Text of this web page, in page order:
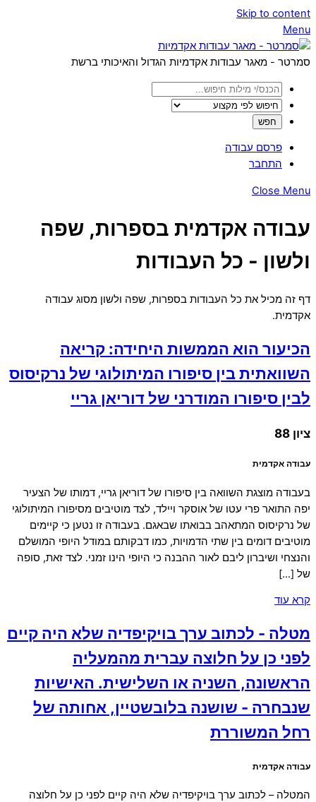
Skip to content
Menu
סמרטר - מאגר עבודות אקדמיות הגדול והאיכותי ברשת
פרסם עבודה
התחבר
Close Menu
עבודה אקדמית בספרות, שפה
ולשון - כל העבודות
דף זה מכיל את כל העבודות בספרות, שפה ולשון מסוג עבודה
אקדמית.
הכיעור הוא הממשות היחידה: קריאה
השוואתית בין סיפורו המיתולוגי של נרקיסוס
לבין סיפורו המודרני של דוריאן גריי
ציון 88
עבודה אקדמית
בעבודה מוצגת השוואה בין סיפורו של דוריאן גריי, דמותו של הצעיר
יפה התואר פרי עטו של אוסקר ויילד, לצד מוטיבים מסיפורו המיתולוגי
של נרקיסוס המתאהב בבואתו שבאגם. בעבודה זו נטען כי קיימים
מוטיבים דומים בין שתי הדמויות, כמו דבקותם במודל היופי המושלם
והנצחי ושיברון ליבם לאור ההבנה כי היופי הינו זמני. לצד זאת, סופה
של […]
קרא עוד
מטלה - לכתוב ערך בויקיפדיה שלא היה קיים
לפני כן על חלוצה עברית מהמעליה
הראשונה, השניה או השלישית. האישיות
שנבחרה - שושנה בלובשטיין, אחותה של
רחל המשוררת
עבודה אקדמית
המטלה – לכתוב ערך בויקיפדיה שלא היה קיים לפני כן על חלוצה